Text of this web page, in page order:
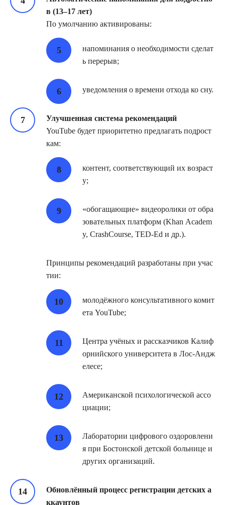
в (13–17 лет)
По умолчанию активированы:
напоминания о необходимости сделат
ь перерыв;
уведомления о времени отхода ко сну.
Улучшенная система рекомендаций
YouTube будет приоритетно предлагать подрост
кам:
контент, соответствующий их возраст
у;
«обогащающие» видеоролики от обра
зовательных платформ (Khan Academ
y, CrashCourse, TED‑Ed и др.).
Принципы рекомендаций разработаны при учас
тии:
молодёжного консультативного комит
ета YouTube;
Центра учёных и рассказчиков Калиф
орнийского университета в Лос‑Андж
елесе;
Американской психологической ассо
циации;
Лаборатории цифрового оздоровлени
я при Бостонской детской больнице и
других организаций.
Обновлённый процесс регистрации детских а
ккаунтов